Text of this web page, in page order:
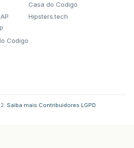
Codigo
Casa do Codigo
Hipsters.tech
Saiba mais Contribuidores LGPD